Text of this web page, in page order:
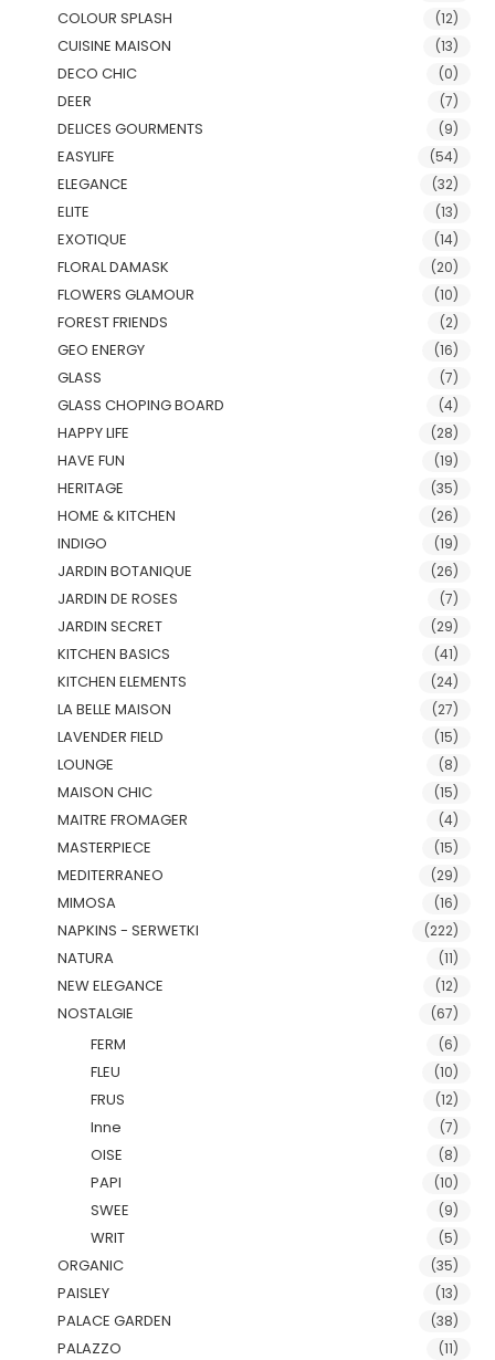
COLOUR SPLASH
(12)
CUISINE MAISON (13)
DECO CHIC (0)
DEER (7)
DELICES GOURMENTS (9)
EASYLIFE (54)
ELEGANCE (32)
ELITE (13)
EXOTIQUE (14)
FLORAL DAMASK (20)
FLOWERS GLAMOUR (10)
FOREST FRIENDS (2)
GEO ENERGY (16)
GLASS (7)
GLASS CHOPING BOARD (4)
HAPPY LIFE (28)
HAVE FUN (19)
HERITAGE (35)
HOME & KITCHEN (26)
INDIGO (19)
JARDIN BOTANIQUE (26)
JARDIN DE ROSES (7)
JARDIN SECRET (29)
KITCHEN BASICS (41)
KITCHEN ELEMENTS (24)
LA BELLE MAISON (27)
LAVENDER FIELD (15)
LOUNGE (8)
MAISON CHIC (15)
MAITRE FROMAGER (4)
MASTERPIECE (15)
MEDITERRANEO (29)
MIMOSA (16)
NAPKINS - SERWETKI (222)
NATURA (11)
NEW ELEGANCE (12)
NOSTALGIE (67)
FERM (6)
FLEU (10)
FRUS (12)
Inne (7)
OISE (8)
PAPI (10)
SWEE (9)
WRIT (5)
ORGANIC (35)
PAISLEY (13)
PALACE GARDEN (38)
PALAZZO (11)